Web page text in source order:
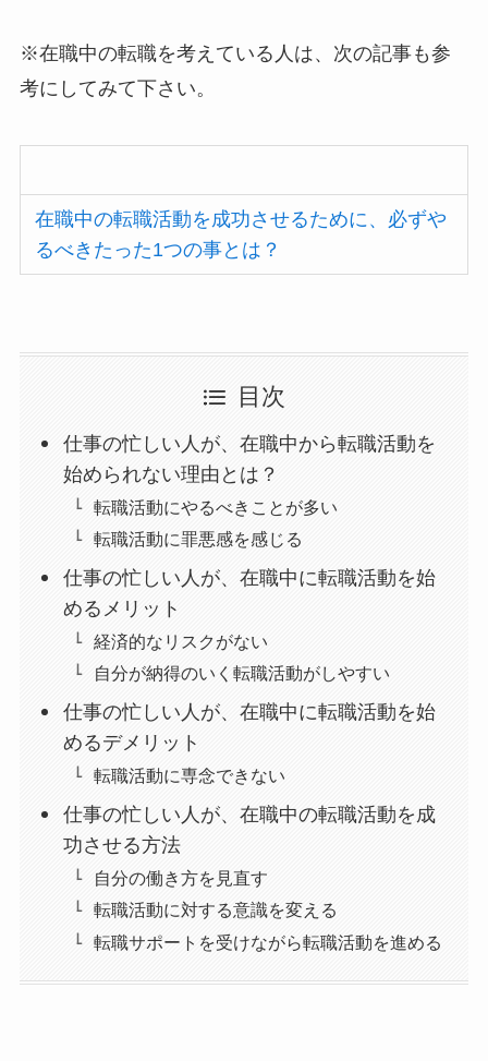
※在職中の転職を考えている人は、次の記事も参
考にしてみて下さい。
在職中の転職活動を成功させるために、必ずや
るべきたった1つの事とは？
目次
仕事の忙しい人が、在職中から転職活動を
始められない理由とは？
転職活動にやるべきことが多い
転職活動に罪悪感を感じる
仕事の忙しい人が、在職中に転職活動を始
めるメリット
経済的なリスクがない
自分が納得のいく転職活動がしやすい
仕事の忙しい人が、在職中に転職活動を始
めるデメリット
転職活動に専念できない
仕事の忙しい人が、在職中の転職活動を成
功させる方法
自分の働き方を見直す
転職活動に対する意識を変える
転職サポートを受けながら転職活動を進める